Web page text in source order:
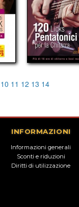
10 11 12 13 14
INFORMAZIONI
Informazioni generali
Sconti e riduzioni
Diritti di utilizzazione